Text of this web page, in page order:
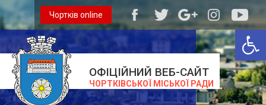
ОФІЦІЙНИЙ ВЕБ-САЙТ
ЧОРТКІВСЬКОЇ МІСЬКОЇ РАДИ
Чортків online